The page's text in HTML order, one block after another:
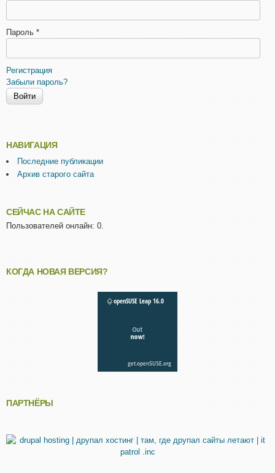
Пароль *
Регистрация
Забыли пароль?
НАВИГАЦИЯ
Последние публикации
Архив старого сайта
СЕЙЧАС НА САЙТЕ
Пользователей онлайн: 0.
КОГДА НОВАЯ ВЕРСИЯ?
ПАРТНЁРЫ